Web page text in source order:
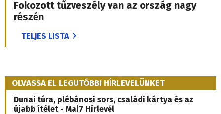
Fokozott tűzveszély van az ország nagy
részén
TELJES LISTA
OLVASSA EL LEGUTÓBBI HÍRLEVELÜNKET
Dunai túra, plébánosi sors, családi kártya és az
újabb ítélet - Mai7 Hírlevél